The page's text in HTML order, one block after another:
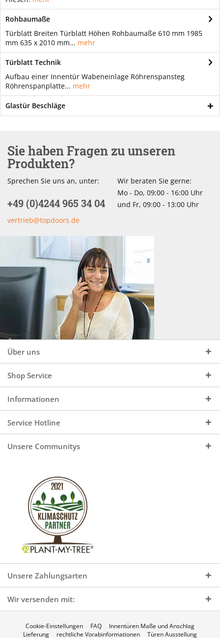
Rohbaumaße
Türblatt Breiten Türblatt Höhen Rohbaumaße 610 mm 1985
mm 635 x 2010 mm... mehr
Türblatt Technik
Aufbau einer Innentür Wabeneinlage Röhrenspansteg
Röhrenspanplatte... mehr
Glastür Beschläge
Sie haben Fragen zu unseren
Produkten?
Sprechen Sie uns an, unter:
+49 (0)4244 965 34 04
vertrieb@topdoors.de
Wir beraten Sie gerne:
Mo - Do, 09:00 - 16:00 Uhr
und Fr, 09:00 - 13:00 Uhr
Über uns
Shop Service
Informationen
Service Hotline
Unsere Communitys
Unsere Zahlungsarten
Wir versenden mit:
Cookie-Einstellungen FAQ
Innentüren Maße und Anschlag
Lieferung
rechtliche Vorabinformationen Türen Ausstellung